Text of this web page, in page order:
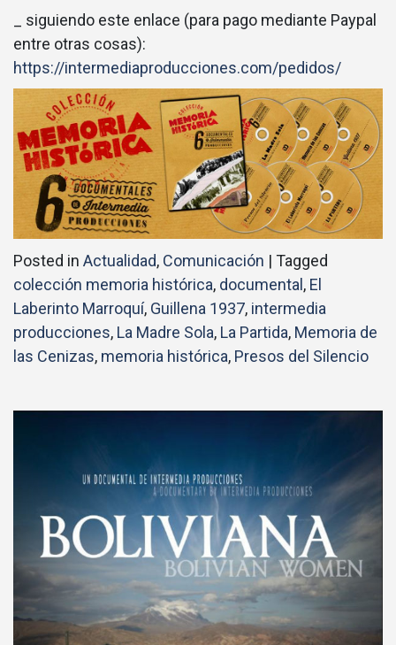
_ siguiendo este enlace (para pago mediante Paypal
entre otras cosas):
https://intermediaproducciones.com/pedidos/
Posted in Actualidad, Comunicación | Tagged
colección memoria histórica, documental, El
Laberinto Marroquí, Guillena 1937, intermedia
producciones, La Madre Sola, La Partida, Memoria de
las Cenizas, memoria histórica, Presos del Silencio